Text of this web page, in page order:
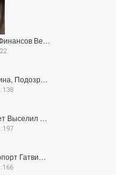
Ве…
Подозр…
Выселил …
Гатви…